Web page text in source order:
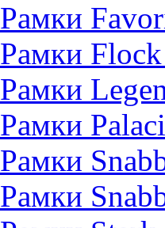
Рамки
Рамки
Рамки
Рамки
Рамки
Рамки